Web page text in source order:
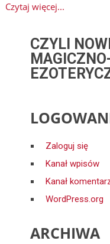
Czytaj więcej...
CZYLI
Zaloguj się
Kanał wpisów
Kanał
WordPress.org
ARCHIWA